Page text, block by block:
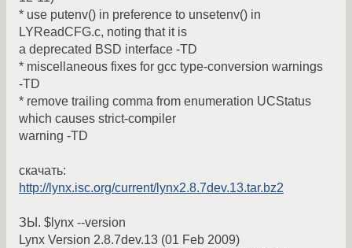
* use putenv() in preference to unsetenv() in
LYReadCFG.c, noting that it is
a deprecated BSD interface -TD
* miscellaneous fixes for gcc type-conversion warnings
-TD
* remove trailing comma from enumeration UCStatus
which causes strict-compiler
warning -TD
скачать:
http://lynx.isc.org/current/lynx2.8.7dev.13.tar.bz2
ЗЫ. $lynx --version
Lynx Version 2.8.7dev.13 (01 Feb 2009)